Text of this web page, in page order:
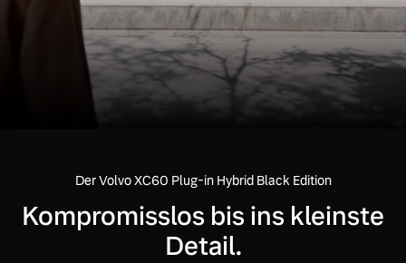
Mild-Hybrid
4 Modelle
Geschäftskunden
Editionsmodelle
Volvo Gebrauchtwagenbörse
Gebrauchtwagen
Aktuelle Zubehörangebote
Zubehörkatalog
Kontakt und Anfahrt
Unsere News & Events
Der Volvo XC60 Plug-in Hybrid Black Edition
Kompromisslos bis ins kleinste
Detail.